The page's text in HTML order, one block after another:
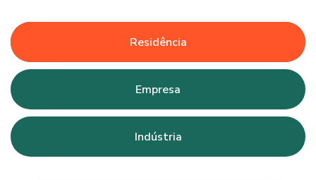
Residência
Empresa
Indústria